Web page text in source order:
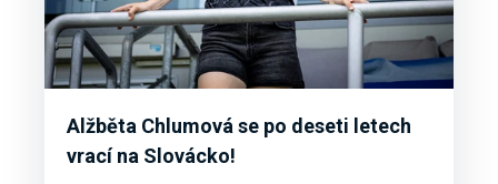
Alžběta Chlumová se po deseti letech
vrací na Slovácko!